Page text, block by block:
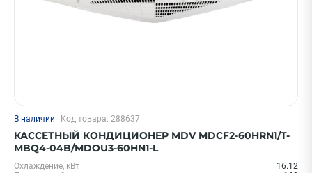
В наличии Код товара: 288637
КАССЕТНЫЙ КОНДИЦИОНЕР MDV MDCF2-60HRN1/T-
MBQ4-04B/MDOU3-60HN1-L
Охлаждение, кВт
16.12